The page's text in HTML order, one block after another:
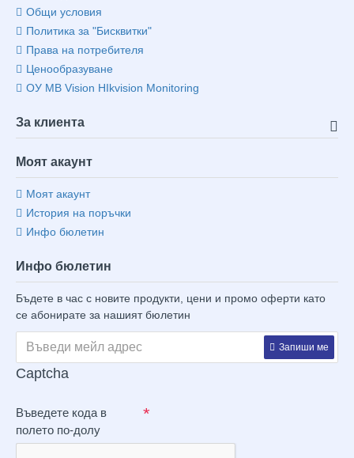
Общи условия
Политика за "Бисквитки"
Права на потребителя
Ценообразуване
ОУ MB Vision HIkvision Monitoring
За клиента
Моят акаунт
Моят акаунт
История на поръчки
Инфо бюлетин
Инфо бюлетин
Бъдете в час с новите продукти, цени и промо оферти като
се абонирате за нашият бюлетин
Запиши ме
Captcha
Въведете кода в
полето по-долу